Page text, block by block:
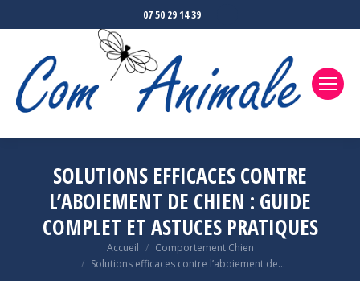
07 50 29 14 39
SOLUTIONS EFFICACES CONTRE
L’ABOIEMENT DE CHIEN : GUIDE
COMPLET ET ASTUCES PRATIQUES
Accueil
Comportement Chien
Solutions efficaces contre l’aboiement de…